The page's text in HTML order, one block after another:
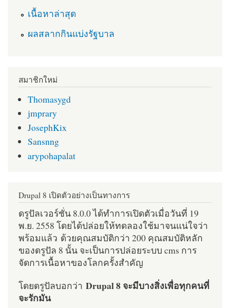
เนื้อหาล่าสุด
ผลสลากกินแบ่งรัฐบาล
สมาชิกใหม่
Thomasygd
jmprary
JosephKix
Sansnng
arypohapalat
Drupal 8 เปิดตัวอย่างเป็นทางการ
ดรูปัลเวอร์ชั่น 8.0.0 ได้ทำการเปิดตัวเมื่อวันที่ 19
พ.ย. 2558 โดยได้ปล่อยให้ทดลองใช้มาจนแน่ใจว่า
พร้อมแล้ว ด้วยคุณสมบัติกว่า 200 คุณสมบัติหลัก
ของดรูปัล 8 นั้น จะเป็นการปล่อยระบบ cms การ
จัดการเนื้อหาของโลกครั้งสำคัญ
โดยดรูปัลบอกว่า Drupal 8 จะมีบางสิ่งเพื่อทุกคนที่
จะรักมัน